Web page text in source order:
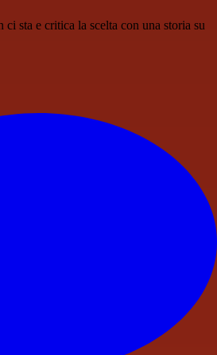
sta e critica la scelta con una storia su